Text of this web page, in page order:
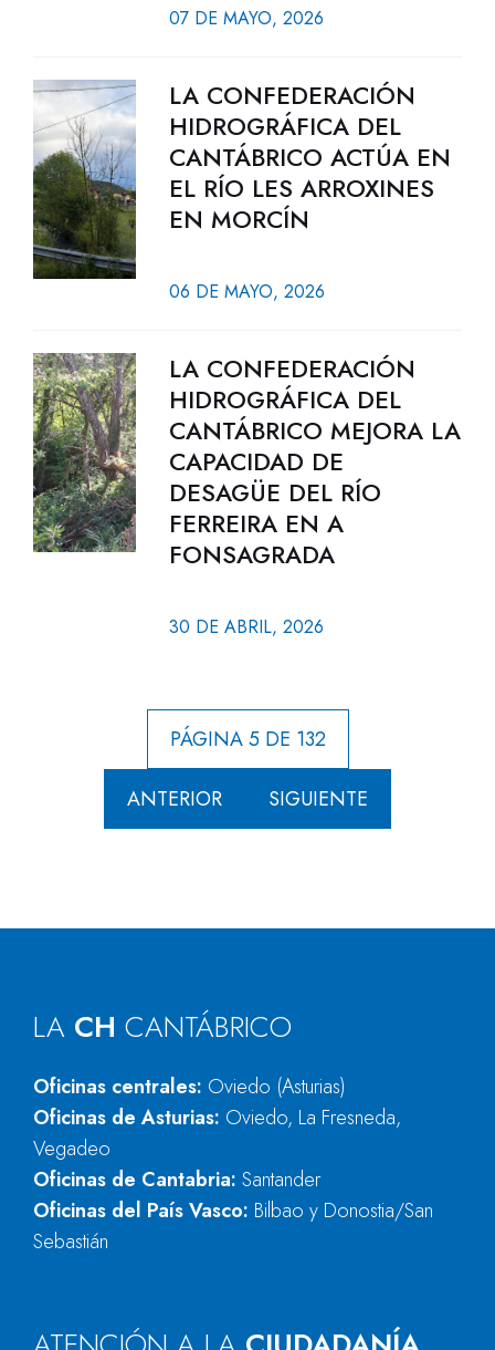
07 DE MAYO, 2026
LA CONFEDERACIÓN
HIDROGRÁFICA DEL
CANTÁBRICO ACTÚA EN
EL RÍO LES ARROXINES
EN MORCÍN
06 DE MAYO, 2026
LA CONFEDERACIÓN
HIDROGRÁFICA DEL
CANTÁBRICO MEJORA LA
CAPACIDAD DE
DESAGÜE DEL RÍO
FERREIRA EN A
FONSAGRADA
30 DE ABRIL, 2026
PÁGINA 5 DE 132
ANTERIOR SIGUIENTE
LA CH CANTÁBRICO
Oficinas centrales: Oviedo (Asturias)
Oficinas de Asturias: Oviedo, La Fresneda,
Vegadeo
Oficinas de Cantabria: Santander
Oficinas del País Vasco: Bilbao y Donostia/San
Sebastián